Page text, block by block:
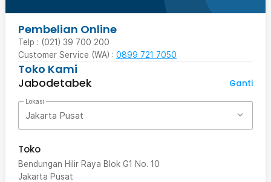
Pembelian Online
Telp : (021) 39 700 200
Customer Service (WA) : 0899 721 7050
Toko Kami
Jabodetabek
Ganti
Lokasi
Jakarta Pusat
Toko
Bendungan Hilir Raya Blok G1 No. 10
Jakarta Pusat